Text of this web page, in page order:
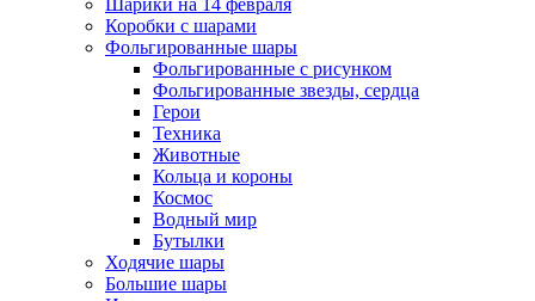
Шарики на 14 февраля
Коробки с шарами
Фольгированные шары
Фольгированные с рисунком
Фольгированные звезды, сердца
Герои
Техника
Животные
Кольца и короны
Космос
Водный мир
Бутылки
Ходячие шары
Большие шары